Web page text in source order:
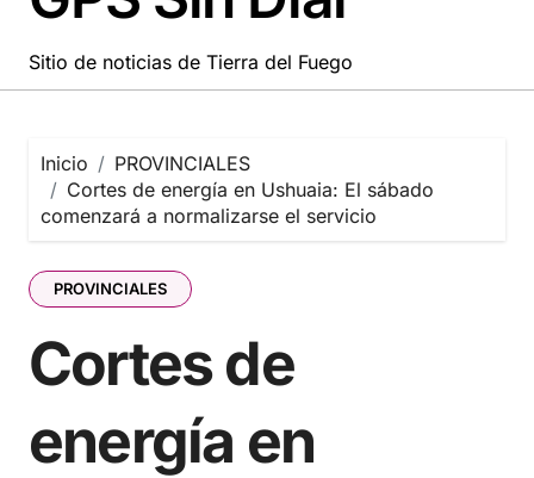
Sitio de noticias de Tierra del Fuego
Inicio
PROVINCIALES
Cortes de energía en Ushuaia: El sábado
comenzará a normalizarse el servicio
PROVINCIALES
Cortes de
energía en